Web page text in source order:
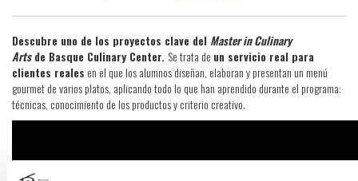
Descubre uno de los proyectos clave del Master in Culinary
Artsde Basque Culinary Center. Se trata de un servicio real para
clientes reales en el que los alumnos diseñan, elaboran y presentan un menú
gourmet de varios platos, aplicando todo lo que han aprendido durante el programa:
técnicas, conocimiento de los productos y criterio creativo.